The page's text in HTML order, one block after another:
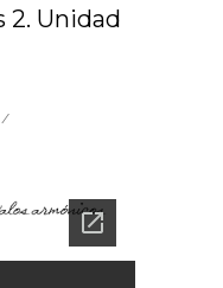
2. Unidad
/